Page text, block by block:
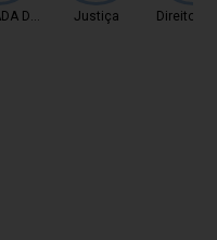
DA PROPAGAN
Justiça Direitos